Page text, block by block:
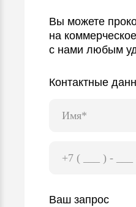
Вы можете
на
с нами любым
Контактные
Ваш запрос